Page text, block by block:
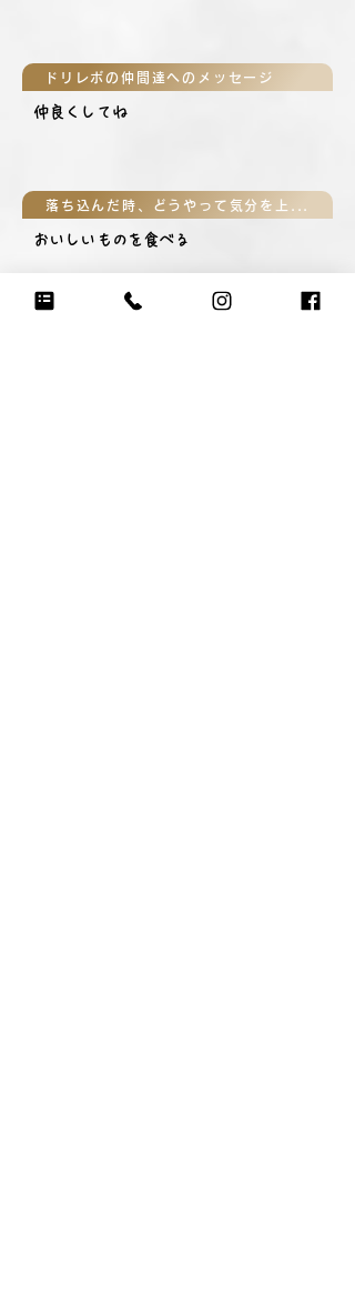
ドリレボの仲間達へのメッセージ
仲良くしてね
落ち込んだ時、どうやって気分を上げる？
おいしいものを食べる